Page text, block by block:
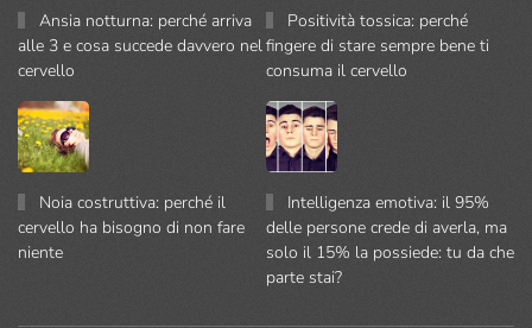
Ansia notturna: perché arriva
alle 3 e cosa succede davvero nel
cervello
Positività tossica: perché
fingere di stare sempre bene ti
consuma il cervello
Noia costruttiva: perché il
cervello ha bisogno di non fare
niente
Intelligenza emotiva: il 95%
delle persone crede di averla, ma
solo il 15% la possiede: tu da che
parte stai?